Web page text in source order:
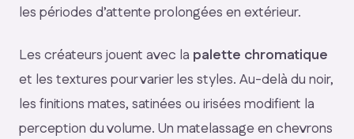
les périodes d’attente prolongées en extérieur.
Les créateurs jouent avec la palette chromatique
et les textures pour varier les styles. Au-delà du noir,
les finitions mates, satinées ou irisées modifient la
perception du volume. Un matelassage en chevrons